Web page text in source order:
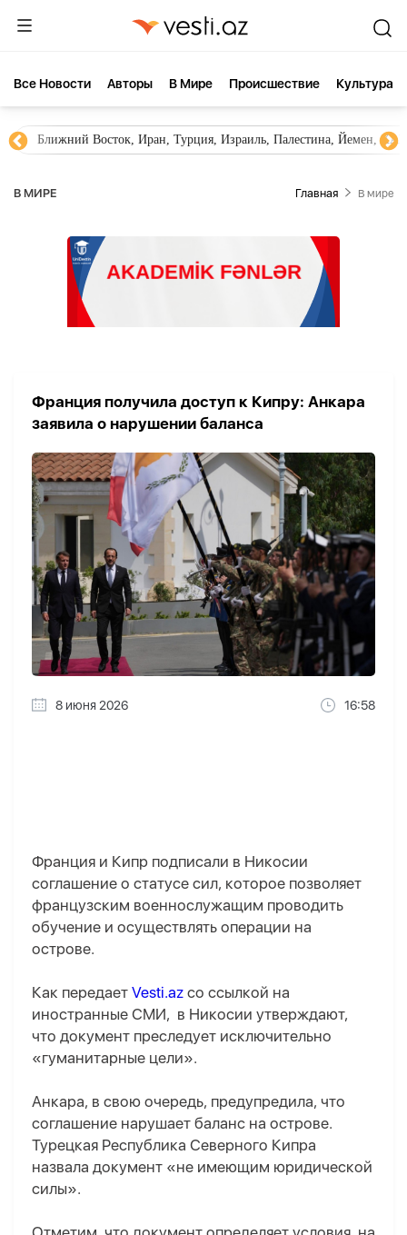
Все Новости Aвторы В Мире Происшествие Культура
Ближний Восток, Иран, Турция, Израиль, Палестина, Йемен,
В МИРЕ Главная В мире
Франция получила доступ к Кипру: Анкара
заявила о нарушении баланса
8 июня 2026 16:58
Франция и Кипр подписали в Никосии
соглашение о статусе сил, которое позволяет
французским военнослужащим проводить
обучение и осуществлять операции на
острове.
Как передает Vesti.az со ссылкой на
иностранные СМИ, в Никосии утверждают,
что документ преследует исключительно
«гуманитарные цели».
Анкара, в свою очередь, предупредила, что
соглашение нарушает баланс на острове.
Турецкая Республика Северного Кипра
назвала документ «не имеющим юридической
силы».